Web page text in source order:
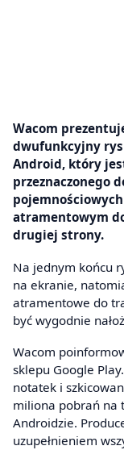
Wacom
dwufunkcyjny
Android, który
przeznaczonego
atramentowym
drugiej strony.
Na jednym końcu
na ekranie,
atramentowe do
być wygodnie
Wacom
sklepu Google
notatek i
miliona pobrań na
Androidzie.
uzupełnieniem